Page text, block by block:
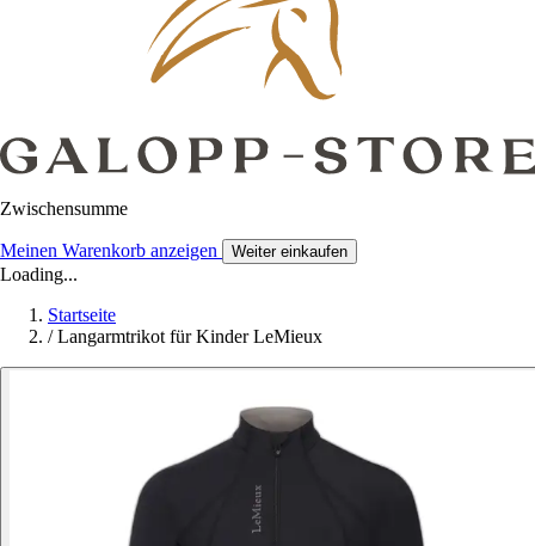
Zwischensumme
Meinen Warenkorb anzeigen Weiter einkaufen
Loading...
Startseite
/ Langarmtrikot für Kinder LeMieux